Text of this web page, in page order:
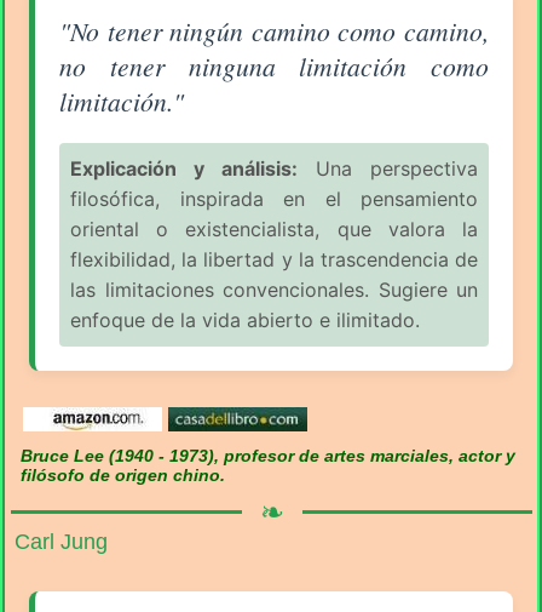
Aforismo sobre la Filosofía (pág. 2/16) - Bruce Lee
"No tener ningún camino como camino,
no tener ninguna limitación como
limitación."
Explicación y análisis: Una perspectiva
filosófica, inspirada en el pensamiento
oriental o existencialista, que valora la
flexibilidad, la libertad y la trascendencia de
las limitaciones convencionales. Sugiere un
enfoque de la vida abierto e ilimitado.
Bruce Lee (1940 - 1973), profesor de artes marciales, actor y
filósofo de origen chino.
❧
Carl Jung